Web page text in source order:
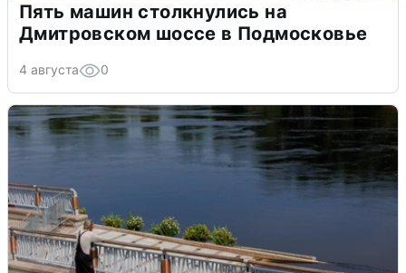
Пять машин столкнулись на
Дмитровском шоссе в Подмосковье
4 августа 0